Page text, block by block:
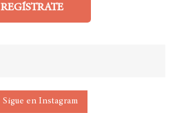
REGÍSTRATE
Sigue en Instagram